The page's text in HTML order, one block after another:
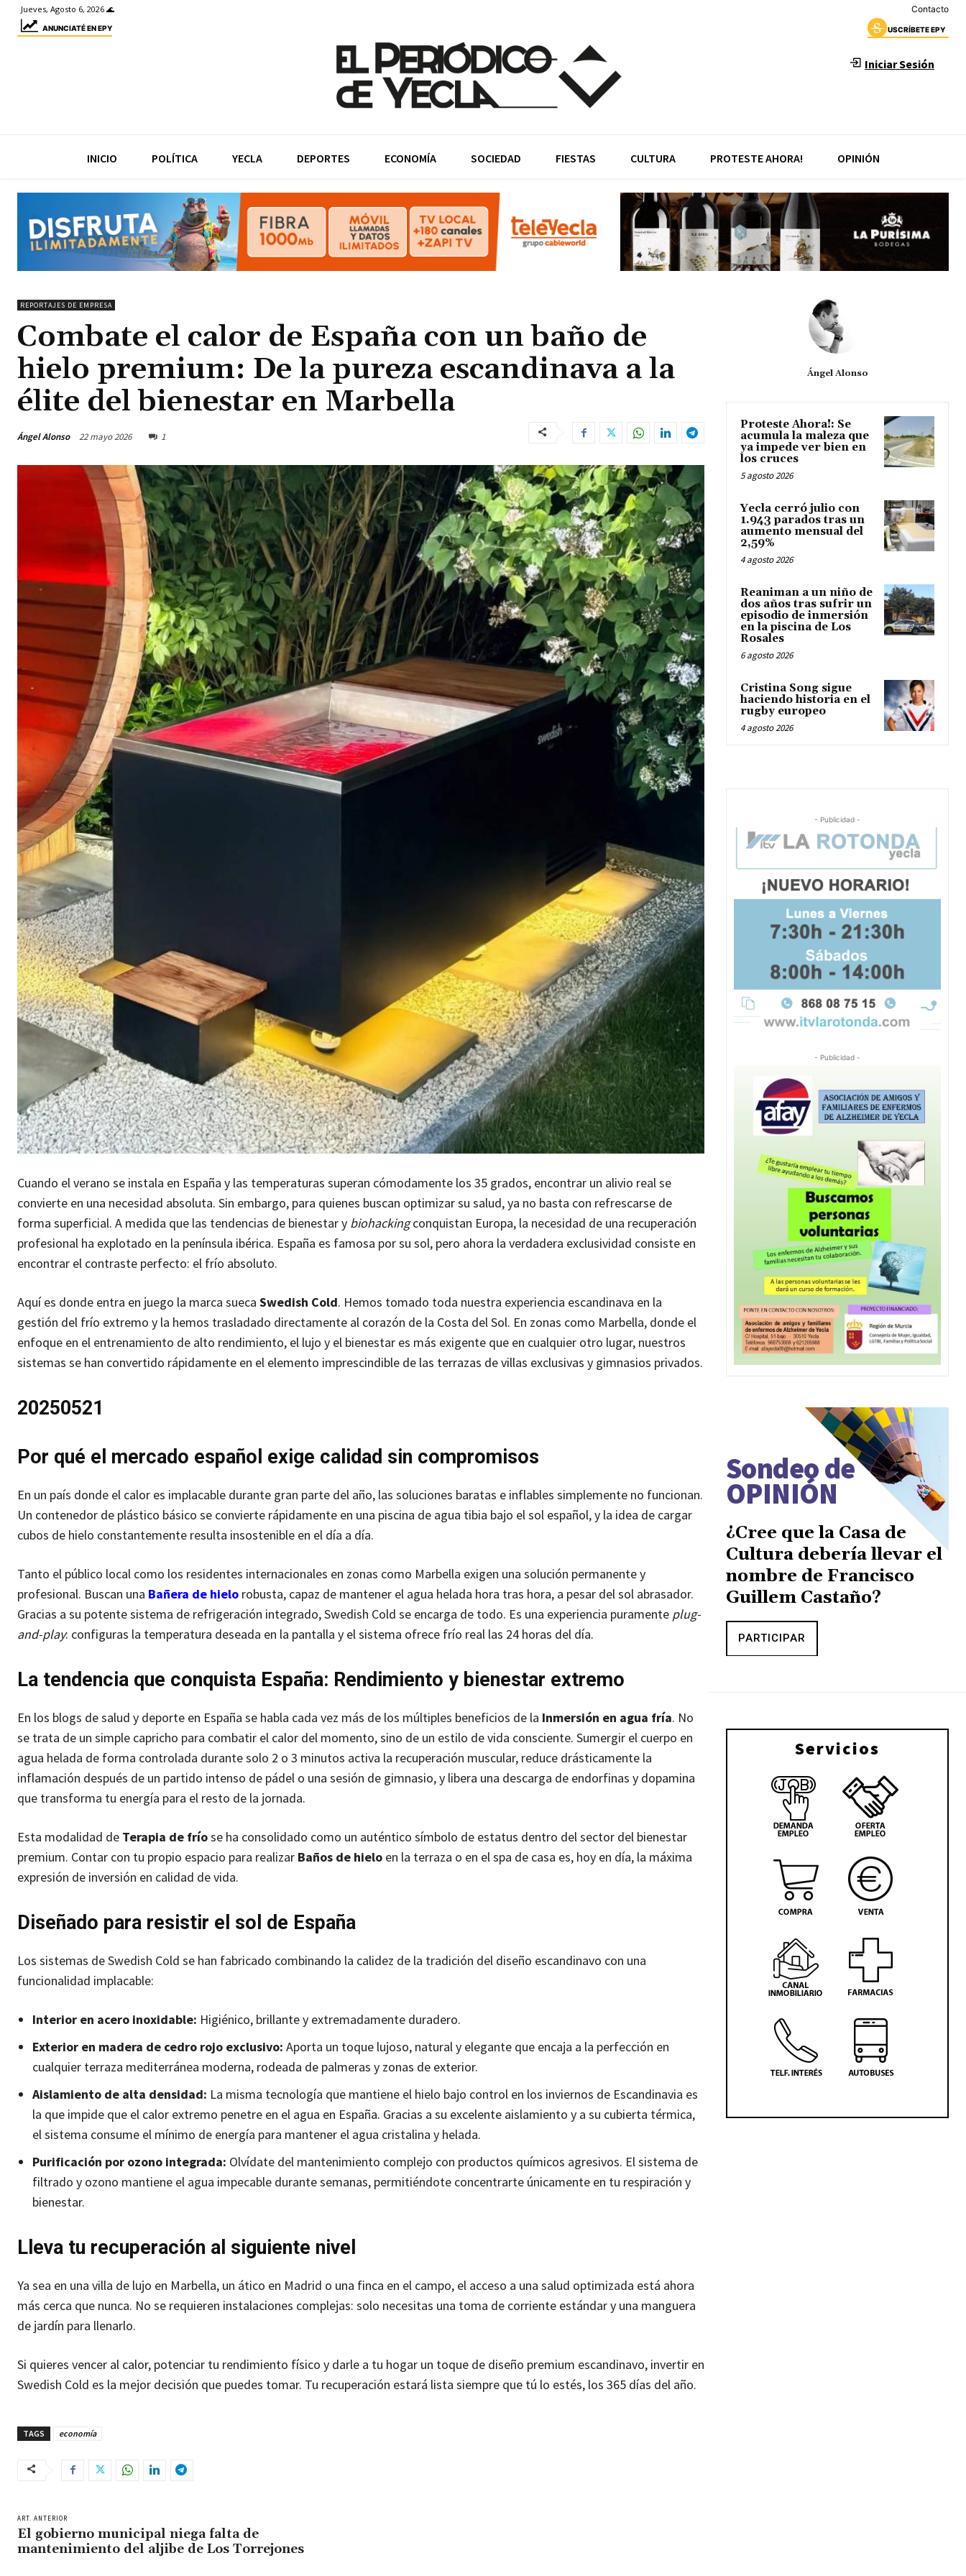
Jueves, Agosto 6, 2026 🌊 Contacto
ANUNCIATÉ EN EPY USCRÍBETE EPY
Iniciar Sesión
INICIO POLÍTICA YECLA DEPORTES ECONOMÍA SOCIEDAD FIESTAS CULTURA PROTESTE AHORA! OPINIÓN
REPORTAJES DE EMPRESA
Combate el calor de España con un baño de
hielo premium: De la pureza escandinava a la
élite del bienestar en Marbella
Ángel Alonso 22 mayo 2026 1
Cuando el verano se instala en España y las temperaturas superan cómodamente los 35 grados, encontrar un alivio real se
convierte en una necesidad absoluta. Sin embargo, para quienes buscan optimizar su salud, ya no basta con refrescarse de
forma superficial. A medida que las tendencias de bienestar y biohackingconquistan Europa, la necesidad de una recuperación
profesional ha explotado en la península ibérica. España es famosa por su sol, pero ahora la verdadera exclusividad consiste en
encontrar el contraste perfecto: el frío absoluto.
Aquí es donde entra en juego la marca sueca Swedish Cold. Hemos tomado toda nuestra experiencia escandinava en la
gestión del frío extremo y la hemos trasladado directamente al corazón de la Costa del Sol. En zonas como Marbella, donde el
enfoque en el entrenamiento de alto rendimiento, el lujo y el bienestar es más exigente que en cualquier otro lugar, nuestros
sistemas se han convertido rápidamente en el elemento imprescindible de las terrazas de villas exclusivas y gimnasios privados.
20250521
Por qué el mercado español exige calidad sin compromisos
En un país donde el calor es implacable durante gran parte del año, las soluciones baratas e inflables simplemente no funcionan.
Un contenedor de plástico básico se convierte rápidamente en una piscina de agua tibia bajo el sol español, y la idea de cargar
cubos de hielo constantemente resulta insostenible en el día a día.
Tanto el público local como los residentes internacionales en zonas como Marbella exigen una solución permanente y
profesional. Buscan una Bañera de hielo robusta, capaz de mantener el agua helada hora tras hora, a pesar del sol abrasador.
Gracias a su potente sistema de refrigeración integrado, Swedish Cold se encarga de todo. Es una experiencia puramente plug-
and-play: configuras la temperatura deseada en la pantalla y el sistema ofrece frío real las 24 horas del día.
La tendencia que conquista España: Rendimiento y bienestar extremo
En los blogs de salud y deporte en España se habla cada vez más de los múltiples beneficios de la Inmersión en agua fría. No
se trata de un simple capricho para combatir el calor del momento, sino de un estilo de vida consciente. Sumergir el cuerpo en
agua helada de forma controlada durante solo 2 o 3 minutos activa la recuperación muscular, reduce drásticamente la
inflamación después de un partido intenso de pádel o una sesión de gimnasio, y libera una descarga de endorfinas y dopamina
que transforma tu energía para el resto de la jornada.
Esta modalidad de Terapia de fríose ha consolidado como un auténtico símbolo de estatus dentro del sector del bienestar
premium. Contar con tu propio espacio para realizar Baños de hielo en la terraza o en el spa de casa es, hoy en día, la máxima
expresión de inversión en calidad de vida.
Diseñado para resistir el sol de España
Los sistemas de Swedish Cold se han fabricado combinando la calidez de la tradición del diseño escandinavo con una
funcionalidad implacable:
Interior en acero inoxidable: Higiénico, brillante y extremadamente duradero.
Exterior en madera de cedro rojo exclusivo: Aporta un toque lujoso, natural y elegante que encaja a la perfección en
cualquier terraza mediterránea moderna, rodeada de palmeras y zonas de exterior.
Aislamiento de alta densidad: La misma tecnología que mantiene el hielo bajo control en los inviernos de Escandinavia es
la que impide que el calor extremo penetre en el agua en España. Gracias a su excelente aislamiento y a su cubierta térmica,
el sistema consume el mínimo de energía para mantener el agua cristalina y helada.
Purificación por ozono integrada: Olvídate del mantenimiento complejo con productos químicos agresivos. El sistema de
filtrado y ozono mantiene el agua impecable durante semanas, permitiéndote concentrarte únicamente en tu respiración y
bienestar.
Lleva tu recuperación al siguiente nivel
Ya sea en una villa de lujo en Marbella, un ático en Madrid o una finca en el campo, el acceso a una salud optimizada está ahora
más cerca que nunca. No se requieren instalaciones complejas: solo necesitas una toma de corriente estándar y una manguera
de jardín para llenarlo.
Si quieres vencer al calor, potenciar tu rendimiento físico y darle a tu hogar un toque de diseño premium escandinavo, invertir en
Swedish Cold es la mejor decisión que puedes tomar. Tu recuperación estará lista siempre que tú lo estés, los 365 días del año.
TAGS economía
ART. ANTERIOR
El gobierno municipal niega falta de
mantenimiento del aljibe de Los Torrejones
Ángel Alonso
Proteste Ahora!: Se
acumula la maleza que
ya impede ver bien en
los cruces
5 agosto 2026
Yecla cerró julio con
1.943 parados tras un
aumento mensual del
2,59%
4 agosto 2026
Reaniman a un niño de
dos años tras sufrir un
episodio de inmersión
en la piscina de Los
Rosales
6 agosto 2026
Cristina Song sigue
haciendo historia en el
rugby europeo
4 agosto 2026
- Publicidad -
- Publicidad -
Sondeo de
OPINIÓN
¿Cree que la Casa de
Cultura debería llevar el
nombre de Francisco
Guillem Castaño?
PARTICIPAR
Servicios